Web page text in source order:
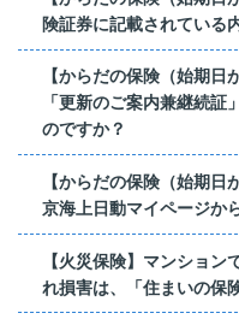
険証券に記載されている
【からだの保険（始期日
「更新のご案内兼継続
のですか？
【からだの保険（始期
京海上日動マイページか
【火災保険】マンショ
れ損害は、「住まいの保